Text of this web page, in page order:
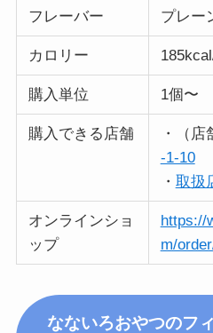
フレーバー プレー
カロリー
購入単位 1個〜
購入できる店舗 ・（店
-1-10
・ 取扱
オンラインショ
ップ
https://
m/
なないろおやつのフ